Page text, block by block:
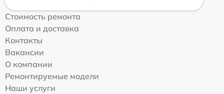
Стоимость ремонта
Оплата и доставка
Контакты
Вакансии
О компании
Ремонтируемые модели
Наши услуги